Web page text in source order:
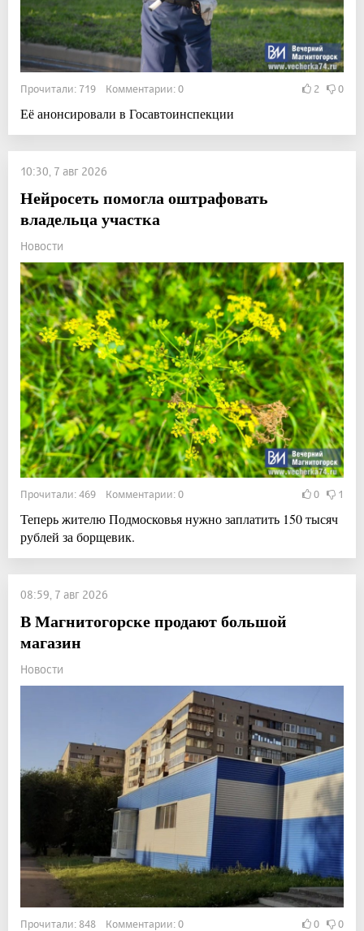
Прочитали: 719 Комментарии: 0 2 0
Её анонсировали в Госавтоинспекции
10:30, 7 авг 2026
Нейросеть помогла оштрафовать
владельца участка
Новости
Прочитали: 469 Комментарии: 0 0 1
Теперь жителю Подмосковья нужно заплатить 150 тысяч
рублей за борщевик.
08:59, 7 авг 2026
В Магнитогорске продают большой
магазин
Новости
Прочитали: 848 Комментарии: 0 0 0